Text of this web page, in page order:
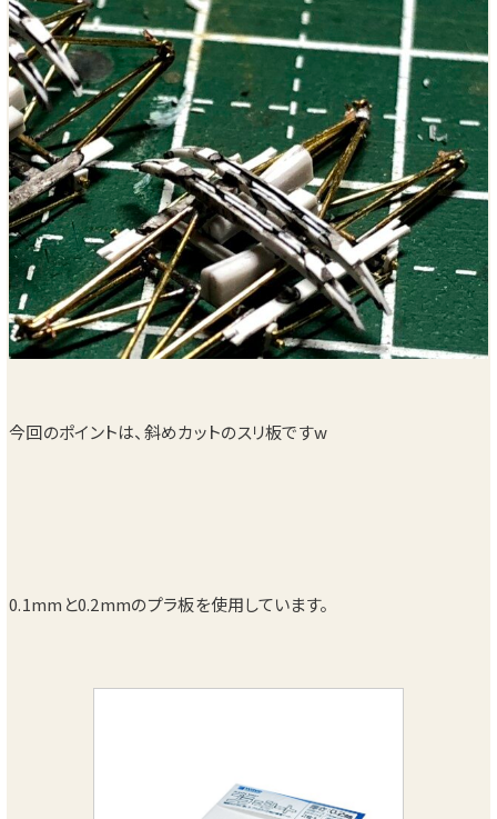
今回のポイントは、斜めカットのスリ板ですw
0.1mmと0.2mmのプラ板を使用しています。